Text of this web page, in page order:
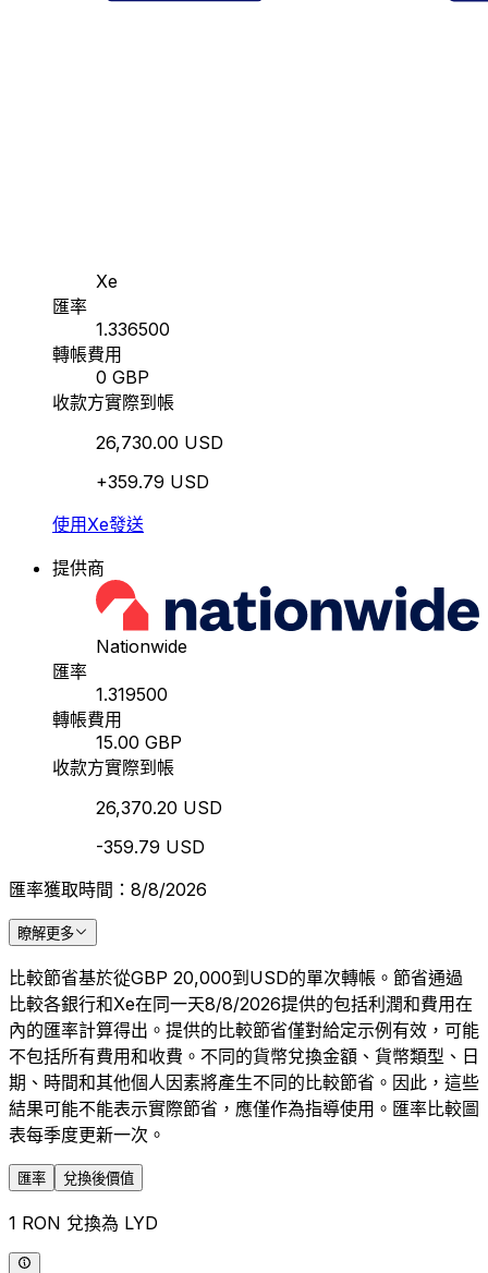
Xe
匯率
1.336500
轉帳費用
0 GBP
收款方實際到帳
26,730.00 USD
+359.79 USD
使用Xe發送
提供商
Nationwide
匯率
1.319500
轉帳費用
15.00 GBP
收款方實際到帳
26,370.20 USD
-359.79 USD
匯率獲取時間：8/8/2026
瞭解更多
比較節省基於從GBP 20,000到USD的單次轉帳。節省通過
比較各銀行和Xe在同一天8/8/2026提供的包括利潤和費用在
內的匯率計算得出。提供的比較節省僅對給定示例有效，可能
不包括所有費用和收費。不同的貨幣兌換金額、貨幣類型、日
期、時間和其他個人因素將產生不同的比較節省。因此，這些
結果可能不能表示實際節省，應僅作為指導使用。匯率比較圖
表每季度更新一次。
匯率 兌換後價值
1 RON 兌換為 LYD